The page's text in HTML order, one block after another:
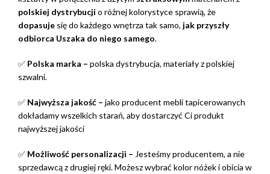
polskiej dystrybucji o różnej kolorystyce sprawią, że
dopasuje się do każdego wnętrza tak samo, jak przyszły
odbiorca Uszaka do niego samego.
✅ Polska marka – polska dystrybucja, materiały z polskiej
szwalni.
✅ Najwyższa jakość – jako producent mebli tapicerowanych
dokładamy wszelkich starań, aby dostarczyć Ci produkt
najwyższej jakości
✅ Możliwość personalizacji – Jesteśmy producentem, a nie
sprzedawcą z drugiej ręki. Możesz wybrać kolor nóżek i obicia w